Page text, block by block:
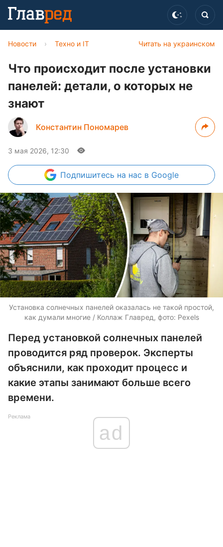
Читать на украинском
Новости › Техно и IT
Что происходит после установки
панелей: детали, о которых не
знают
Константин Пономарев
3 мая 2026, 12:30
Подпишитесь на нас в Google
Установка солнечных панелей оказалась не такой простой,
как думали многие / Коллаж Главред, фото: Pexels
Перед установкой солнечных панелей
проводится ряд проверок. Эксперты
объяснили, как проходит процесс и
какие этапы занимают больше всего
времени.
Реклама
ad